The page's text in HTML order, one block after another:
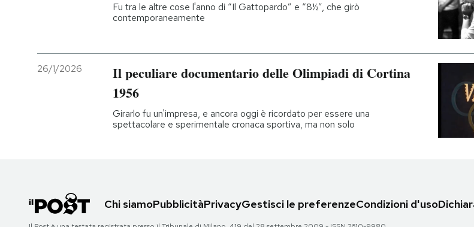
Fu tra le altre cose l'anno di “Il Gattopardo” e “8½”, che girò
contemporaneamente
26/1/2026
Il peculiare documentario delle Olimpiadi di Cortina
1956
Girarlo fu un'impresa, e ancora oggi è ricordato per essere una
spettacolare e sperimentale cronaca sportiva, ma non solo
Chi siamoPubblicitàPrivacyGestisci le preferenzeCondizioni d'uso